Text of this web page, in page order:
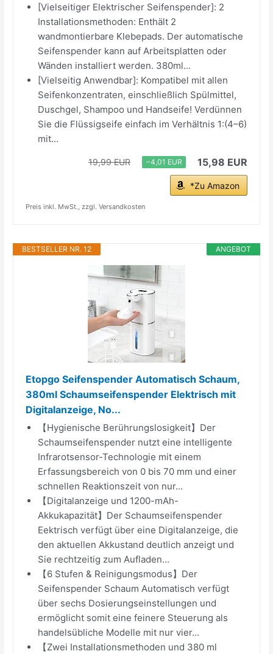
[Vielseitiger Elektrischer Seifenspender]: 2
Installationsmethoden: Enthält 2
wandmontierbare Klebepads. Der automatische
Seifenspender kann auf Arbeitsplatten oder
Wänden installiert werden. 380ml...
[Vielseitig Anwendbar]: Kompatibel mit allen
Seifenkonzentraten, einschließlich Spülmittel,
Duschgel, Shampoo und Handseife! Verdünnen
Sie die Flüssigseife einfach im Verhältnis 1:(4–6)
mit...
19,99 EUR −4,01 EUR 15,98 EUR
*Zu Amazon
Preis inkl. MwSt., zzgl. Versandkosten
ANGEBOT
BESTSELLER NR. 12
Etopgo Seifenspender Automatisch Schaum,
380ml Schaumseifenspender Elektrisch mit
Digitalanzeige, No...
【Hygienische Berührungslosigkeit】Der
Schaumseifenspender nutzt eine intelligente
Infrarotsensor-Technologie mit einem
Erfassungsbereich von 0 bis 70 mm und einer
schnellen Reaktionszeit von nur...
【Digitalanzeige und 1200-mAh-
Akkukapazität】Der Schaumseifenspender
Eektrisch verfügt über eine Digitalanzeige, die
den aktuellen Akkustand deutlich anzeigt und
Sie rechtzeitig zum Aufladen...
【6 Stufen & Reinigungsmodus】Der
Seifenspender Schaum Automatisch verfügt
über sechs Dosierungseinstellungen und
ermöglicht somit eine feinere Steuerung als
handelsübliche Modelle mit nur vier...
【Zwei Installationsmethoden und 380 ml